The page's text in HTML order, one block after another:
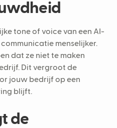
tone of voice van een AI-
menselijker.
dat ze niet te maken
Dit vergroot de
jouw bedrijf op een
blijft.
de